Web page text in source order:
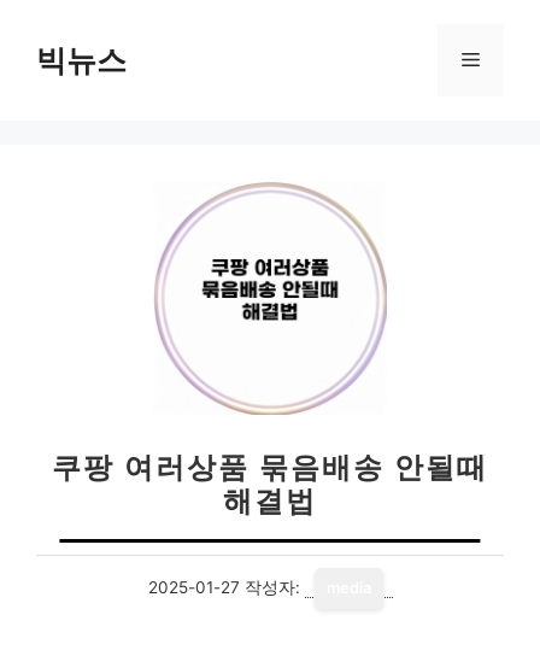
빅뉴스 메
쿠팡 여러상품 묶음배송 안될때
해결법
2025-01-27 작성자: